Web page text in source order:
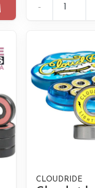
-
CLOUDRIDE